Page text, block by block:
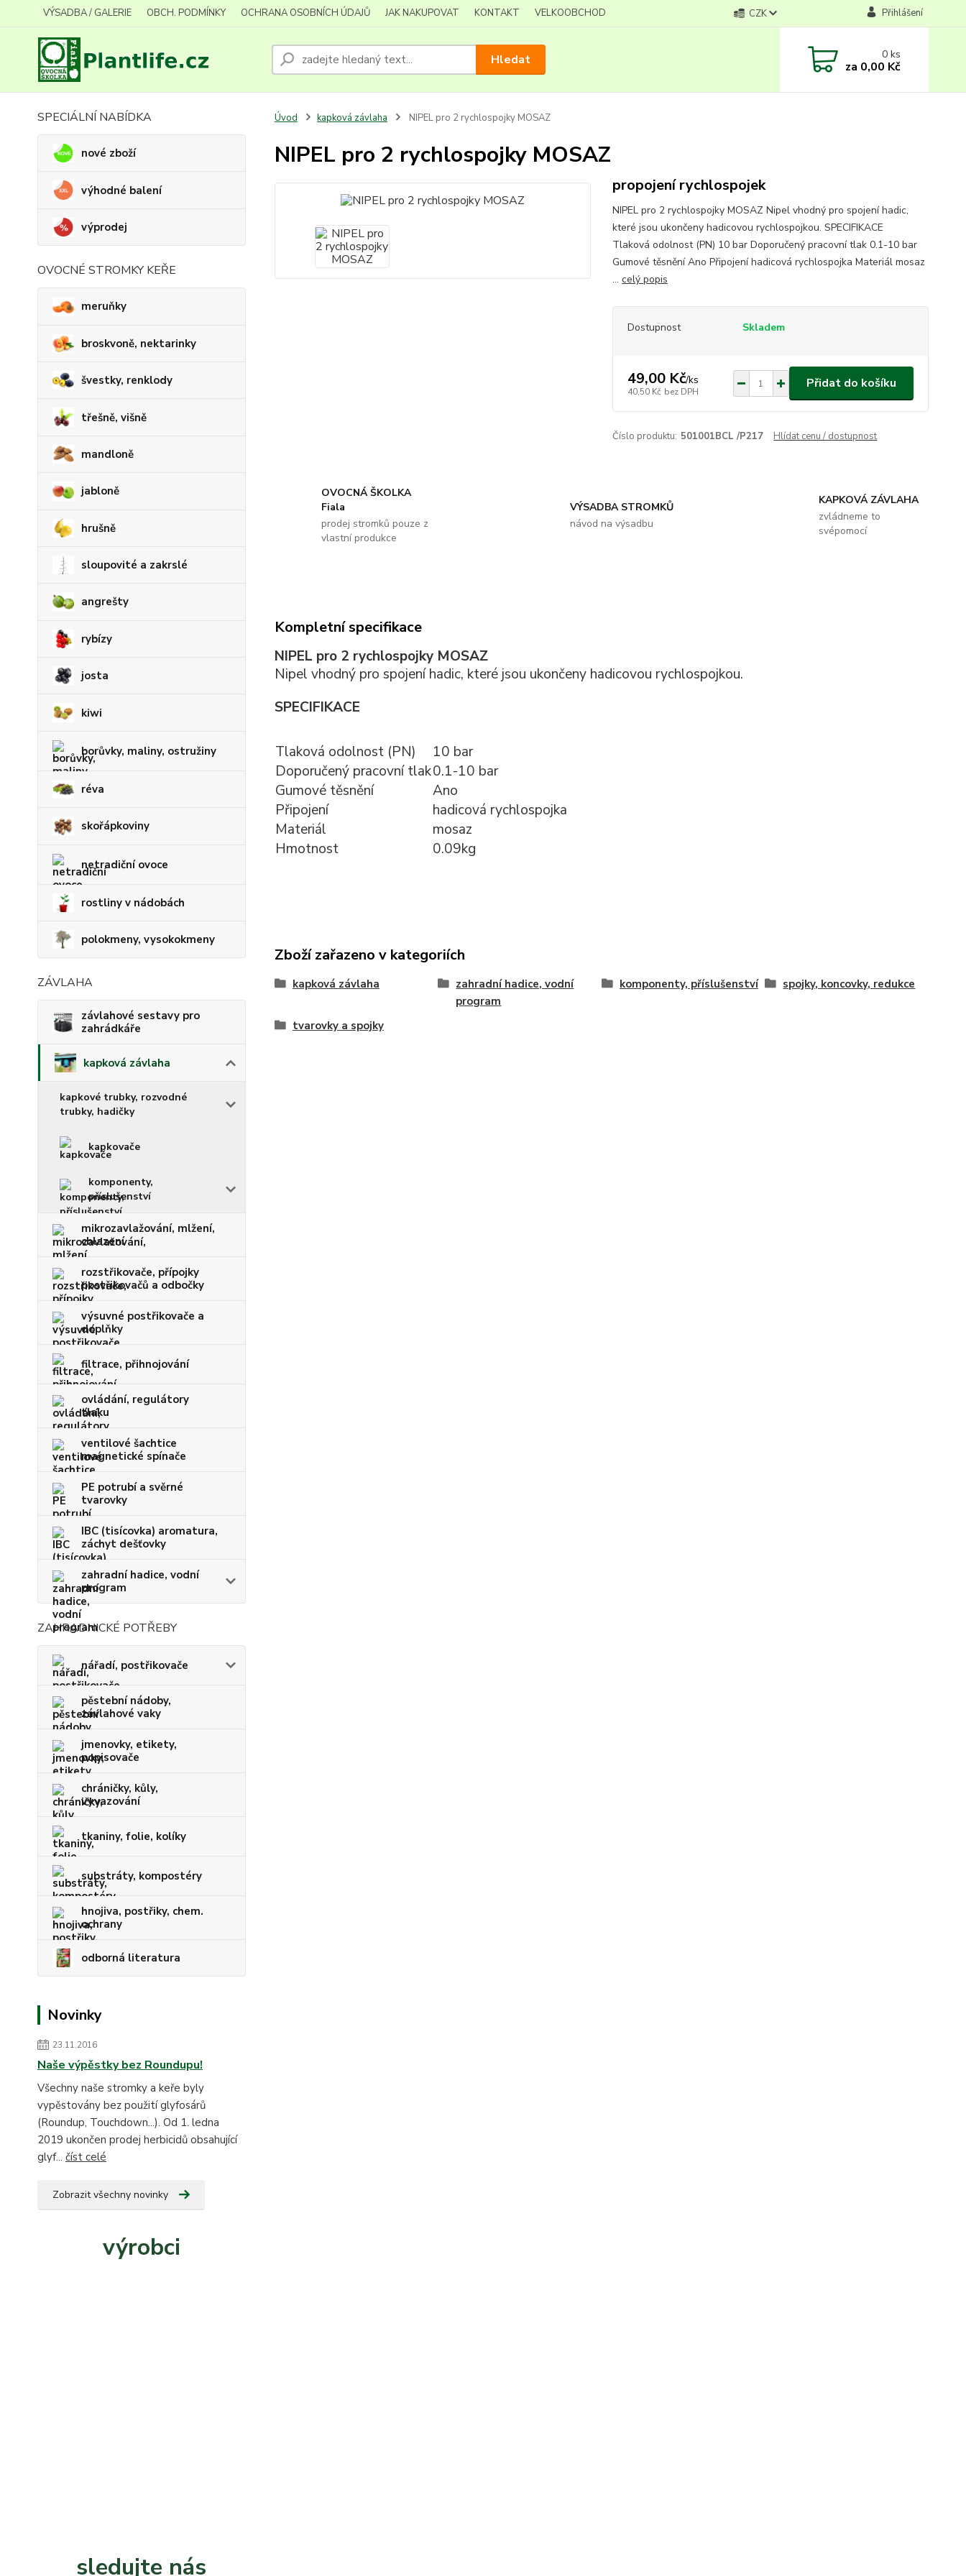
VÝSADBA / GALERIE OBCH. PODMÍNKY OCHRANA OSOBNÍCH ÚDAJŮ JAK NAKUPOVAT KONTAKT VELKOOBCHOD CZK Přihlášení
Hledat 0ks
za 0,00 Kč
SPECIÁLNÍ NABÍDKA
nové zboží
výhodné balení
výprodej
OVOCNÉ STROMKY KEŘE
meruňky
broskvoně, nektarinky
švestky, renklody
třešně, višně
mandloně
jabloně
hrušně
sloupovité a zakrslé
angrešty
rybízy
josta
kiwi
borůvky, maliny, ostružiny
réva
skořápkoviny
netradiční ovoce
rostliny v nádobách
polokmeny, vysokokmeny
ZÁVLAHA
závlahové sestavy pro
zahrádkáře
kapková závlaha
kapkové trubky, rozvodné
trubky, hadičky
kapkovače
komponenty,
příslušenství
mikrozavlažování, mlžení,
chlazení
rozstřikovače, přípojky
postřikovačů a odbočky
výsuvné postřikovače a
doplňky
filtrace, přihnojování
ovládání, regulátory
tlaku
ventilové šachtice
magnetické spínače
PE potrubí a svěrné
tvarovky
IBC (tisícovka) aromatura,
záchyt dešťovky
zahradní hadice, vodní
program
ZAHRADNICKÉ POTŘEBY
nářadí, postřikovače
pěstební nádoby,
závlahové vaky
jmenovky, etikety,
popisovače
chráničky, kůly,
vyvazování
tkaniny, folie, kolíky
substráty, kompostéry
hnojiva, postřiky, chem.
ochrany
odborná literatura
Novinky
23.11.2016
Naše výpěstky bez Roundupu!
Všechny naše stromky a keře byly
vypěstovány bez použití glyfosárů
(Roundup, Touchdown...). Od 1. ledna
2019 ukončen prodej herbicidů obsahující
glyf... číst celé
Zobrazit všechny novinky
výrobci
sledujte nás
Úvod kapková závlaha NIPEL pro 2 rychlospojky MOSAZ
NIPEL pro 2 rychlospojky MOSAZ
propojení rychlospojek
NIPEL pro 2 rychlospojky MOSAZ Nipel vhodný pro spojení hadic,
které jsou ukončeny hadicovou rychlospojkou. SPECIFIKACE
Tlaková odolnost (PN) 10 bar Doporučený pracovní tlak 0.1-10 bar
Gumové těsnění Ano Připojení hadicová rychlospojka Materiál mosaz
... celý popis
Dostupnost Skladem
49,00 Kč/ks
40,50 Kč bez DPH
Přidat do košíku
Číslo produktu: 501001BCL /P217 Hlídat cenu / dostupnost
OVOCNÁ ŠKOLKA
Fiala
prodej stromků pouze z
vlastní produkce
VÝSADBA STROMKŮ
návod na výsadbu
KAPKOVÁ ZÁVLAHA
zvládneme to
svépomocí
Kompletní specifikace
NIPEL pro 2 rychlospojky MOSAZ
Nipel vhodný pro spojení hadic, které jsou ukončeny hadicovou rychlospojkou.
SPECIFIKACE
Tlaková odolnost (PN)
10 bar
Doporučený pracovní tlak0.1-10 bar
Gumové těsnění
Ano
Připojení
hadicová rychlospojka
Materiál
mosaz
Hmotnost
0.09kg
Zboží zařazeno v kategoriích
kapková závlaha
zahradní hadice, vodní
program
komponenty, příslušenství spojky, koncovky, redukce
tvarovky a spojky